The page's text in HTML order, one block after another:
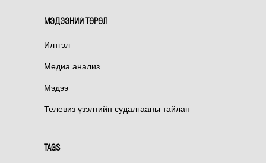
МЭДЭЭНИЙ ТӨРӨЛ
Илтгэл
Медиа анализ
Мэдээ
Телевиз үзэлтийн судалгааны тайлан
TAGS